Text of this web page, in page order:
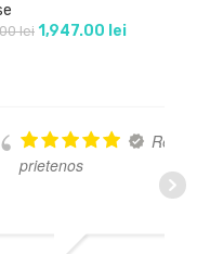
lei 1,947.00 lei
! Un personal